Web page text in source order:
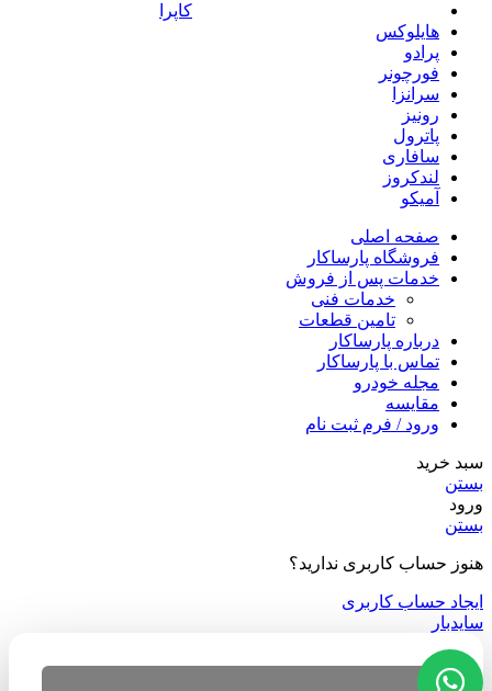
کاپرا
هایلوکس
پرادو
فورچونر
سرانزا
رونیز
پاترول
سافاری
لندکروز
آمیکو
صفحه اصلی
فروشگاه پارساکار
خدمات پس از فروش
خدمات فنی
تامین قطعات
درباره پارساکار
تماس با پارساکار
مجله خودرو
مقایسه
ورود / فرم ثبت نام
سبد خرید
بستن
ورود
بستن
هنوز حساب کاربری ندارید؟
ایجاد حساب کاربری
سایدبار